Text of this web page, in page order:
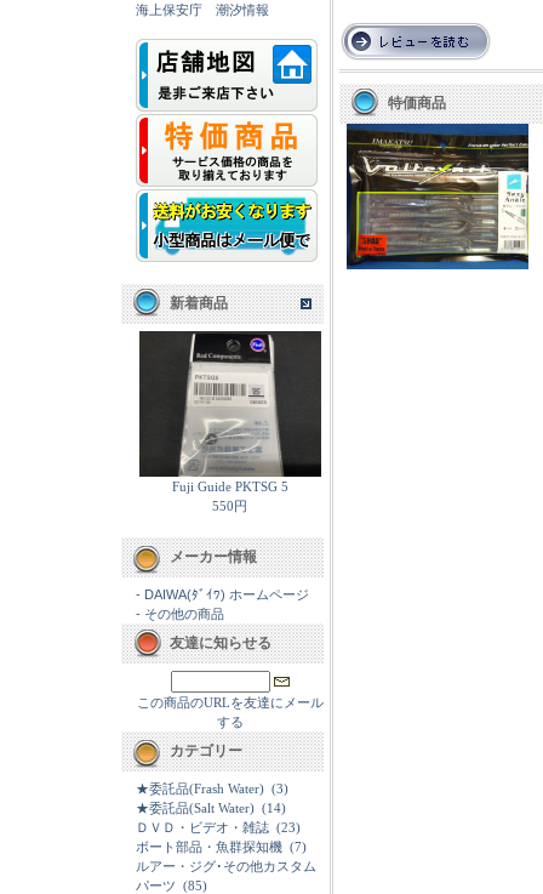
海上保安庁 潮汐情報
新着商品
Fuji Guide PKTSG 5
550円
メーカー情報
- DAIWA(ﾀﾞｲﾜ) ホームページ
- その他の商品
友達に知らせる
この商品のURLを友達にメール
する
カテゴリー
★委託品(Frash Water) (3)
★委託品(Salt Water) (14)
ＤＶＤ・ビデオ・雑誌 (23)
ボート部品・魚群探知機 (7)
ルアー・ジグ･その他カスタム
パーツ (85)
特価商品